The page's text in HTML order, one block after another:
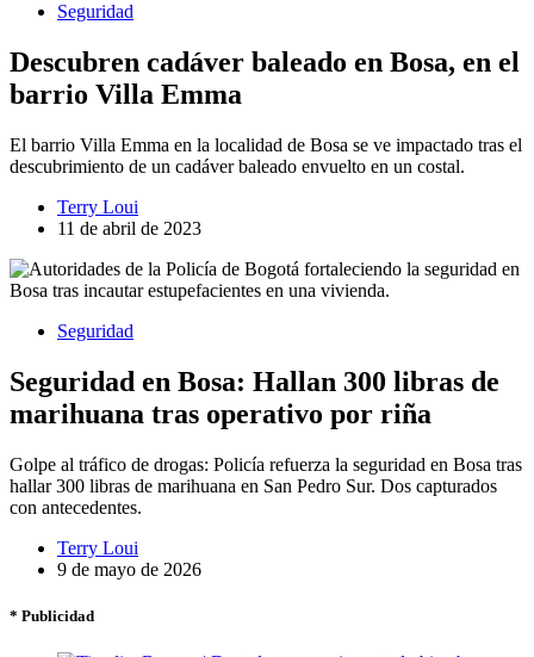
Seguridad
Descubren cadáver baleado en Bosa, en el
barrio Villa Emma
El barrio Villa Emma en la localidad de Bosa se ve impactado tras el
descubrimiento de un cadáver baleado envuelto en un costal.
Terry Loui
11 de abril de 2023
Seguridad
Seguridad en Bosa: Hallan 300 libras de
marihuana tras operativo por riña
Golpe al tráfico de drogas: Policía refuerza la seguridad en Bosa tras
hallar 300 libras de marihuana en San Pedro Sur. Dos capturados
con antecedentes.
Terry Loui
9 de mayo de 2026
* Publicidad